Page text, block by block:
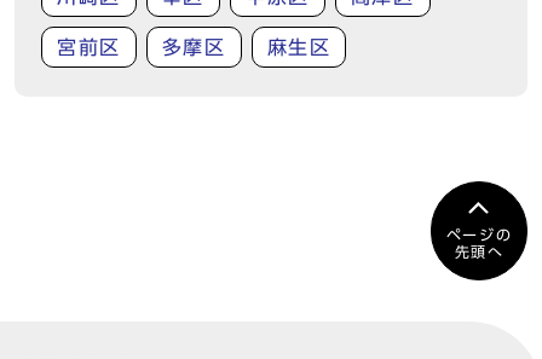
宮前区 多摩区 麻生区
ページの
先頭へ